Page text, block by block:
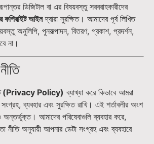
ডিজিটাল বা এর বিষয়বস্তু সরবরাহকারীদের
কপিরাইট আইনদ্বারা সুরক্ষিত। আমাদের পূর্ব লিখিত
অনুলিপি, পুনরুত্পাদন, বিতরণ, প্রকাশ, প্রদর্শন,
না।
(Privacy Policy) ব্যাখ্যা করে কিভাবে আমরা
ব্যবহার এবং সুরক্ষিত রাখি। এই শর্তাবলীর অংশ
অন্তর্ভুক্ত। আমাদের পরিষেবাগুলি ব্যবহার করে,
নীতি অনুযায়ী আপনার ডেটা সংগ্রহ এবং ব্যবহারে